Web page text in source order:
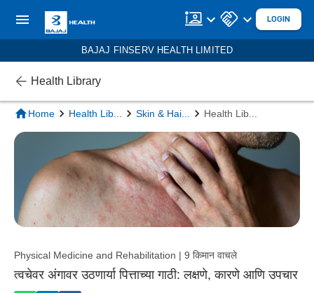
LOGIN
BAJAJ FINSERV HEALTH LIMITED
Health Library
Home Health Lib Skin & Hai Health Lib
Physical Medicine and Rehabilitation | 9 किमान वाचले
त्वचेवर अंगावर उठणार्या पित्ताच्या गाठी: लक्षणे, कारणे आणि उपचार